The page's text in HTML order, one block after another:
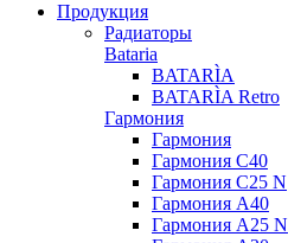
Продукция
Радиаторы
Bataria
BATARÌA
BATARÌA Retro
Гармония
Гармония
Гармония С40
Гармония С25 N
Гармония А40
Гармония А25 N